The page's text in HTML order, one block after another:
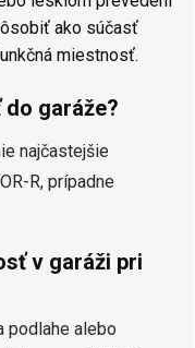
ako súčasť
miestnosť.
garáže?
najčastejšie
R, prípadne
v garáži pri
podlahe alebo